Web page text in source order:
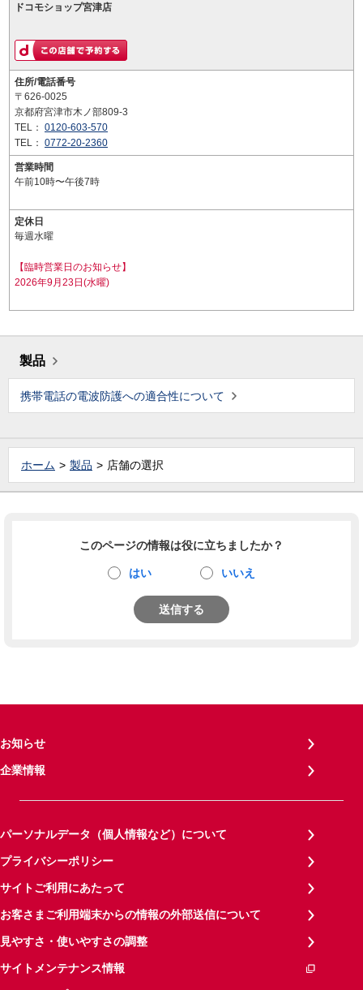
ドコモショップ宮津店
住所/電話番号
〒626-0025
京都府宮津市木ノ部809-3
TEL： 0120-603-570
TEL： 0772-20-2360
営業時間
午前10時〜午後7時
定休日
毎週水曜
【臨時営業日のお知らせ】
2026年9月23日(水曜)
製品
携帯電話の電波防護への適合性について
ホーム 製品 店舗の選択
このページの情報は役に立ちましたか？
はい いいえ
送信する
お知らせ
企業情報
パーソナルデータ（個人情報など）について
プライバシーポリシー
サイトご利用にあたって
お客さまご利用端末からの情報の外部送信について
見やすさ・使いやすさの調整
サイトメンテナンス情報